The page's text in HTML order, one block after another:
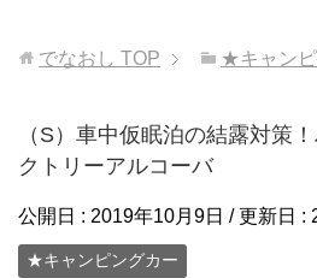
でなおし TOP ★キャン
（S）車中仮眠泊の結露対策
クトリーアルコーバ
公開日 : 2019年10月9日 / 更新日 :
★キャンピングカー